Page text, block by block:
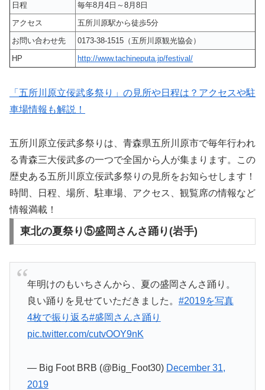
日程
毎年8月4日～8月8日
アクセス
五所川原駅から徒歩5分
お問い合わせ先
0173-38-1515（五所川原観光協会）
HP
http://www.tachineputa.jp/festival/
「五所川原立佞武多祭り」の見所や日程は？アクセスや駐
車場情報も解説！
五所川原立佞武多祭りは、青森県五所川原市で毎年行われ
る青森三大佞武多の一つで全国から人が集まります。この
歴史ある五所川原立佞武多祭りの見所をお知らせします！
時間、日程、場所、駐車場、アクセス、観覧席の情報など
情報満載！
東北の夏祭り⑤盛岡さんさ踊り(岩手)
年明けのもいちさんから、夏の盛岡さんさ踊り。
良い踊りを見せていただきました。 #2019を写真
4枚で振り返る#盛岡さんさ踊り
pic.twitter.com/cutvOOY9nK
— Big Foot BRB (@Big_Foot30) December 31,
2019